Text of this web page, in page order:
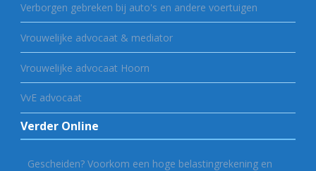
Verborgen gebreken bij auto's en andere voertuigen
Vrouwelijke advocaat & mediator
Vrouwelijke advocaat Hoorn
VvE advocaat
Verder Online
Gescheiden? Voorkom een hoge belastingrekening en